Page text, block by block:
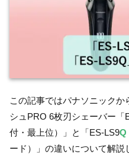
この記事ではパナソニック
シュPRO 6枚刃シェーバー「
付・最上位）」と「ES-LS9Q
ード）」の違いについて解説